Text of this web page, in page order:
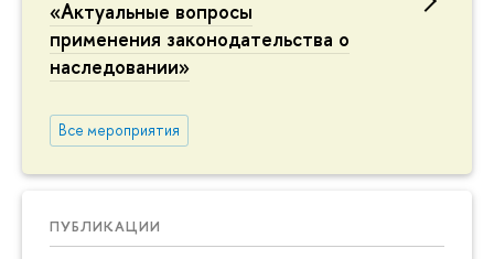
«Актуальные вопросы
применения законодательства о
наследовании»
Все мероприятия
ПУБЛИКАЦИИ